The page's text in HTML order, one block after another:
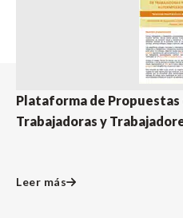
Plataforma de Propuestas
Trabajadoras y
Leer más